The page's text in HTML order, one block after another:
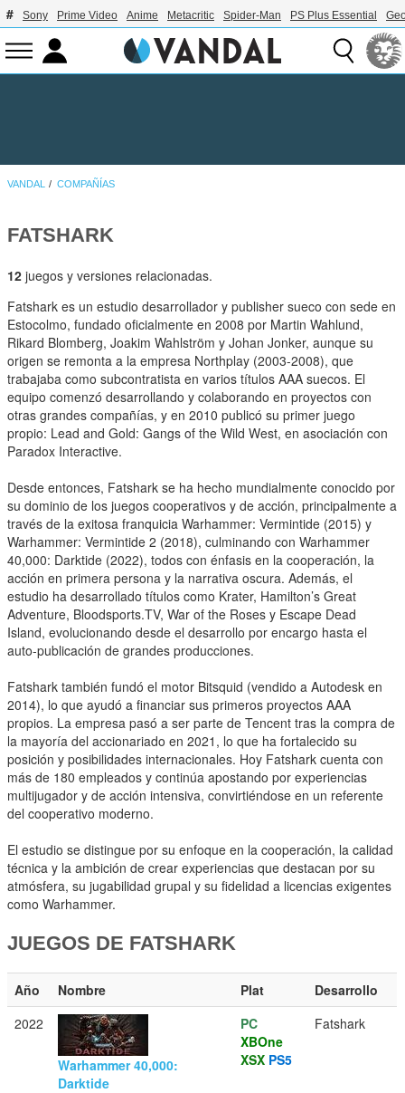
Sony Prime Video Anime Metacritic Spider-Man PS Plus Essential
VANDAL COMPAÑÍAS
FATSHARK
12 juegos y versiones relacionadas.
Fatshark es un estudio desarrollador y publisher sueco con sede en
Estocolmo, fundado oficialmente en 2008 por Martin Wahlund,
Rikard Blomberg, Joakim Wahlström y Johan Jonker, aunque su
origen se remonta a la empresa Northplay (2003-2008), que
trabajaba como subcontratista en varios títulos AAA suecos. El
equipo comenzó desarrollando y colaborando en proyectos con
otras grandes compañías, y en 2010 publicó su primer juego
propio: Lead and Gold: Gangs of the Wild West, en asociación con
Paradox Interactive.
Desde entonces, Fatshark se ha hecho mundialmente conocido por
su dominio de los juegos cooperativos y de acción, principalmente a
través de la exitosa franquicia Warhammer: Vermintide (2015) y
Warhammer: Vermintide 2 (2018), culminando con Warhammer
40,000: Darktide (2022), todos con énfasis en la cooperación, la
acción en primera persona y la narrativa oscura. Además, el
estudio ha desarrollado títulos como Krater, Hamilton’s Great
Adventure, Bloodsports.TV, War of the Roses y Escape Dead
Island, evolucionando desde el desarrollo por encargo hasta el
auto-publicación de grandes producciones.
Fatshark también fundó el motor Bitsquid (vendido a Autodesk en
2014), lo que ayudó a financiar sus primeros proyectos AAA
propios. La empresa pasó a ser parte de Tencent tras la compra de
la mayoría del accionariado en 2021, lo que ha fortalecido su
posición y posibilidades internacionales. Hoy Fatshark cuenta con
más de 180 empleados y continúa apostando por experiencias
multijugador y de acción intensiva, convirtiéndose en un referente
del cooperativo moderno.
El estudio se distingue por su enfoque en la cooperación, la calidad
técnica y la ambición de crear experiencias que destacan por su
atmósfera, su jugabilidad grupal y su fidelidad a licencias exigentes
como Warhammer.
JUEGOS DE FATSHARK
Año Nombre Plat
Desarrollo
2022
Warhammer 40,000:
Darktide
PC
XBOne
XSX PS5
Fatshark